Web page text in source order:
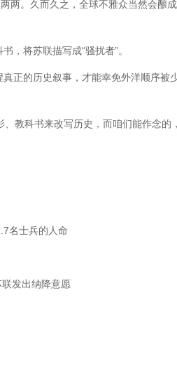
两。久而久之，全球不雅众当然会酿
，将苏联描写成“骚扰者”。
正的历史叙事，才能幸免外洋顺序被
教科书来改写历史，而咱们能作念的
名士兵的人命
发出纳降意愿